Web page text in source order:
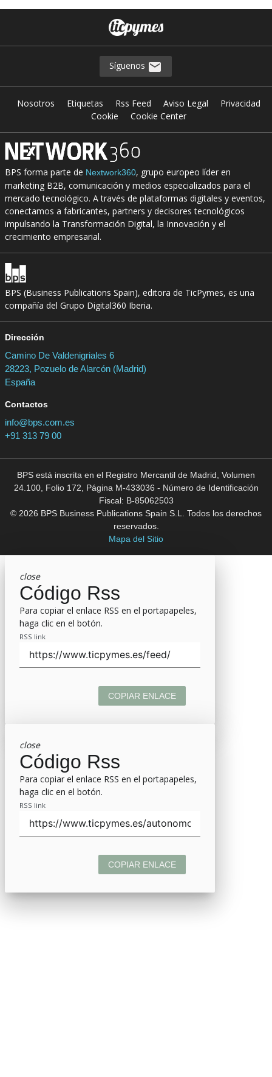
Síguenos
Nosotros Etiquetas Rss Feed Aviso Legal
Privacidad
Cookie
Cookie Center
BPS forma parte de Nextwork360, grupo europeo líder en
marketing B2B, comunicación y medios especializados para el
mercado tecnológico. A través de plataformas digitales y eventos,
conectamos a fabricantes, partners y decisores tecnológicos
impulsando la Transformación Digital, la Innovación y el
crecimiento empresarial.
BPS (Business Publications Spain), editora de TicPymes, es una
compañía del Grupo Digital360 Iberia.
Dirección
Camino De Valdenigriales 6
28223, Pozuelo de Alarcón (Madrid)
España
Contactos
info@bps.com.es
+91 313 79 00
BPS está inscrita en el Registro Mercantil de Madrid, Volumen
24.100, Folio 172, Página M-433036 - Número de Identificación
Fiscal: B-85062503
© 2026 BPS Business Publications Spain S.L. Todos los derechos
reservados.
Mapa del Sitio
close
Código Rss
Para copiar el enlace RSS en el portapapeles,
haga clic en el botón.
RSS link
COPIAR ENLACE
close
Código Rss
Para copiar el enlace RSS en el portapapeles,
haga clic en el botón.
RSS link
COPIAR ENLACE